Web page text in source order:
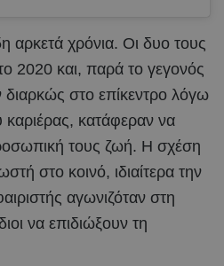
αρκετά χρόνια. Οι δυο τους
2020 και, παρά το γεγονός
διαρκώς στο επίκεντρο λόγω
καριέρας, κατάφεραν να
τους ζωή. Η σχέση
στο κοινό, ιδιαίτερα την
αγωνιζόταν στη
να επιδιώξουν τη